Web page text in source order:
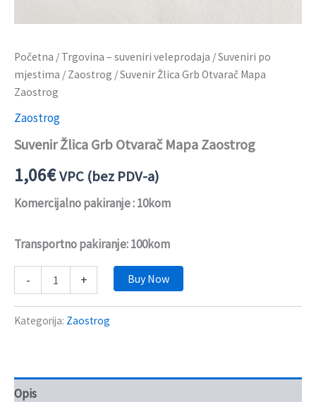
Početna / Trgovina – suveniri veleprodaja /Suveniri po
mjestima / Zaostrog / Suvenir Žlica Grb Otvarač Mapa
Zaostrog
Zaostrog
Suvenir Žlica Grb Otvarač Mapa Zaostrog
1,06€VPC (bez PDV-a)
Komercijalno pakiranje : 10kom
Transportno pakiranje: 100kom
- + Buy Now
Kategorija: Zaostrog
Opis